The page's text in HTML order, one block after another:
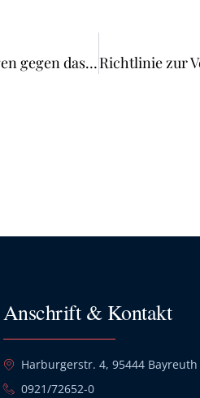
EuGH zu Schadensersatzklagen wegen Zuwiderhandlungen gegen das Wettbewerbsrecht
Anschrift & Kontakt
Harburgerstr. 4, 95444 Bayreuth
0921/72652-0